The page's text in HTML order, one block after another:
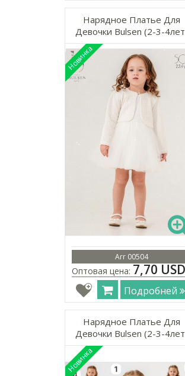
Нарядное Платье Для
Девочки Bulsen (2-3-
Arr 00504
Оптовая цена: 7,70
Подробней
Нарядное Платье Для
Девочки Bulsen (2-3-